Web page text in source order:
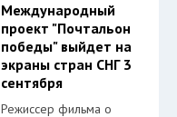
Международный
проект "Почтальон
победы" выйдет на
экраны стран СНГ 3
сентября
Режиссер фильма о